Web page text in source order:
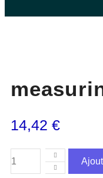
14,42 €